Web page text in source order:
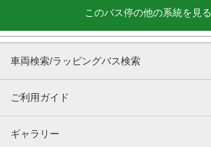
このバス停の他の系統を見る
車両検索/ラッピングバス検索
ご利用ガイド
ギャラリー